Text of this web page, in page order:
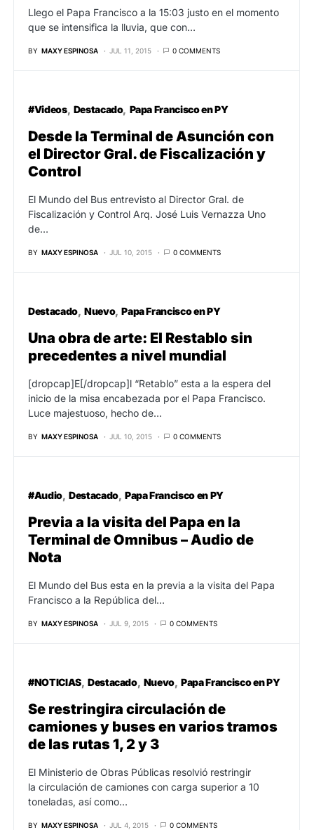
Llego el Papa Francisco a la 15:03 justo en el momento
que se intensifica la lluvia, que con…
BY MAXY ESPINOSA JUL 11, 2015 0 COMMENTS
#Videos Destacado Papa Francisco en PY
Desde la Terminal de Asunción con
el Director Gral. de Fiscalización y
Control
El Mundo del Bus entrevisto al Director Gral. de
Fiscalización y Control Arq. José Luis Vernazza Uno
de…
BY MAXY ESPINOSA JUL 10, 2015 0 COMMENTS
Destacado Nuevo Papa Francisco en PY
Una obra de arte: El Restablo sin
precedentes a nivel mundial
[dropcap]E[/dropcap]l “Retablo” esta a la espera del
inicio de la misa encabezada por el Papa Francisco.
Luce majestuoso, hecho de…
BY MAXY ESPINOSA JUL 10, 2015 0 COMMENTS
#Audio Destacado Papa Francisco en PY
Previa a la visita del Papa en la
Terminal de Omnibus – Audio de
Nota
El Mundo del Bus esta en la previa a la visita del Papa
Francisco a la República del…
BY MAXY ESPINOSA JUL 9, 2015 0 COMMENTS
#NOTICIAS Destacado Nuevo Papa Francisco en PY
Se restringira circulación de
camiones y buses en varios tramos
de las rutas 1, 2 y 3
El Ministerio de Obras Públicas resolvió restringir
la circulación de camiones con carga superior a 10
toneladas, así como…
BY MAXY ESPINOSA JUL 4, 2015 0 COMMENTS